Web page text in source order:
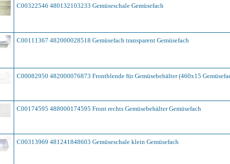
C00322546 480132103233 Gemüseschale Gemüsefach
C00111367 482000028518 Gemüsefach transparent Gemüsefach
C00082950 482000076873 Frontblende für Gemüsebehälter (460x15
C00174595 488000174595 Front rechts Gemüsebehälter Gemüsefach
C00313969 481241848603 Gemüseschale klein Gemüsefach